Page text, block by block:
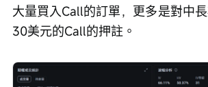
大量買入Call的訂單，更多是對中
30美元的Call的押註。